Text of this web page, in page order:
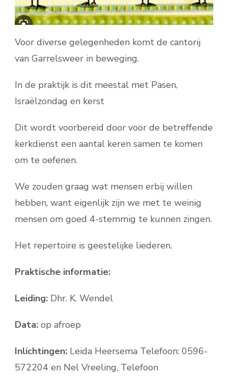
Voor diverse gelegenheden komt de cantorij
van Garrelsweer in beweging.
In de praktijk is dit meestal met Pasen,
Israëlzondag en kerst
Dit wordt voorbereid door voor de betreffende
kerkdienst een aantal keren samen te komen
om te oefenen.
We zouden graag wat mensen erbij willen
hebben, want eigenlijk zijn we met te weinig
mensen om goed 4-stemmig te kunnen zingen.
Het repertoire is geestelijke liederen.
Praktische informatie:
Leiding: Dhr. K. Wendel
Data: op afroep
Inlichtingen: Leida Heersema Telefoon: 0596-
572204 en Nel Vreeling, Telefoon